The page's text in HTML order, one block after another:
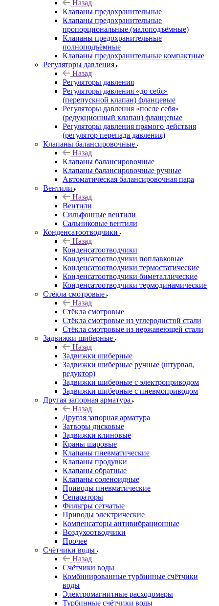
Назад
Клапаны предохранительные
Клапаны предохранительные
пропорциональные (малоподъёмные)
Клапаны предохранительные
полноподъёмные
Клапаны предохранительные компактные
Регуляторы давления
Назад
Регуляторы давления
Регуляторы давления «до себя»
(перепускной клапан) фланцевые
Регуляторы давления «после себя»
(редукционный клапан) фланцевые
Регуляторы давления прямого действия
(регулятор перепада давления)
Клапаны балансировочные
Назад
Клапаны балансировочные
Клапаны балансировочные ручные
Автоматическая балансировочная пара
Вентили
Назад
Вентили
Сильфонные вентили
Сальниковые вентили
Конденсатоотводчики
Назад
Конденсатоотводчики
Конденсатоотводчики поплавковые
Конденсатоотводчики термостатические
Конденсатоотводчики биметаллические
Конденсатоотводчики термодинамические
Стёкла смотровые
Назад
Стёкла смотровые
Стёкла смотровые из углеродистой стали
Стёкла смотровые из нержавеющей стали
Задвижки шиберные
Назад
Задвижки шиберные
Задвижки шиберные ручные (штурвал,
редуктор)
Задвижки шиберные с электроприводом
Задвижки шиберные с пневмоприводом
Другая запорная арматура
Назад
Другая запорная арматура
Затворы дисковые
Задвижки клиновые
Краны шаровые
Клапаны пневматические
Клапаны продувки
Клапаны обратные
Клапаны соленоидные
Приводы пневматические
Сепараторы
Фильтры сетчатые
Приводы электрические
Компенсаторы антивибрационные
Воздухоотводчики
Прочее
Счётчики воды
Назад
Счётчики воды
Комбинированные турбинные счётчики
воды
Электромагнитные расходомеры
Турбинные счётчики воды